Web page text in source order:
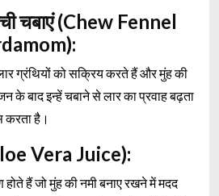
चबाएं (Chew Fennel
ग्रंथियों को सक्रिय करते हैं और मुंह की
के बाद इन्हें चबाने से लार का प्रवाह बढ़ता
करता है।
Vera Juice):
होते हैं जो मुंह की नमी बनाए रखने में मदद